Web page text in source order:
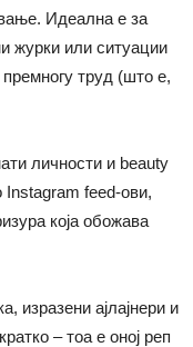
Идеална е за
журки или ситуации
труд (што е,
личности и beauty
feed-ови,
која обожава
изразени ајлајнери и
– тоа е оној реп